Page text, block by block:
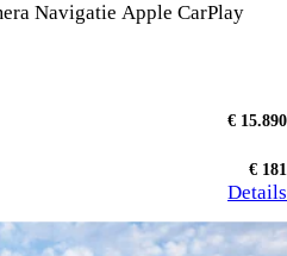
Navigatie Apple CarPlay
€ 15.890
€ 181
Details